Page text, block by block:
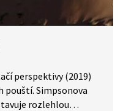
perspektivy (2019)
pouští. Simpsonova
rozlehlou